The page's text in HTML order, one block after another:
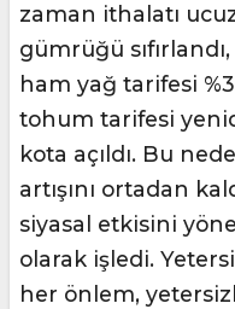
zaman ithalatı
gümrüğü
ham yağ tarifesi
tohum tarifesi
kota açıldı. Bu
artışını ortadan
siyasal etkisini
olarak işledi.
her önlem,